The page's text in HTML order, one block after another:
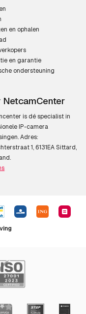
en ophalen
en garantie
ondersteuning
NetcamCenter
is dé specialist in
IP-camera
Adres:
1, 6131EA Sittard,